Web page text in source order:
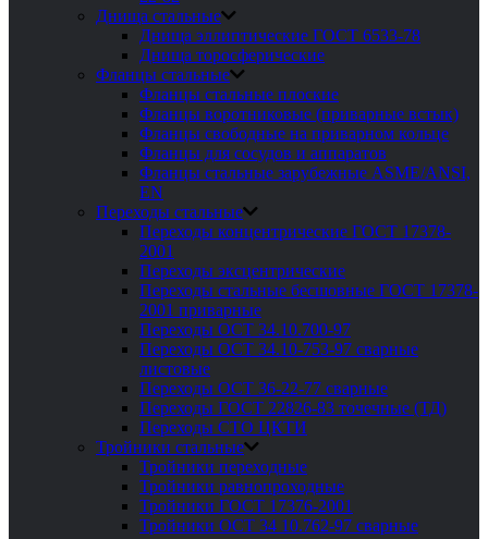
Днища стальные
Днища эллиптические ГОСТ 6533-78
Днища торосферические
Фланцы стальные
Фланцы стальные плоские
Фланцы воротниковые (приварные встык)
Фланцы свободные на приварном кольце
Фланцы для сосудов и аппаратов
Фланцы стальные зарубежные ASME/ANSI,
EN
Переходы стальные
Переходы концентрические ГОСТ 17378-
2001
Переходы эксцентрические
Переходы стальные бесшовные ГОСТ 17378-
2001 приварные
Переходы ОСТ 34.10.700-97
Переходы ОСТ 34.10-753-97 сварные
листовые
Переходы ОСТ 36-22-77 сварные
Переходы ГОСТ 22826-83 точечные (ТД)
Переходы СТО ЦКТИ
Тройники стальные
Тройники переходные
Тройники равнопроходные
Тройники ГОСТ 17376-2001
Тройники ОСТ 34 10.762-97 сварные